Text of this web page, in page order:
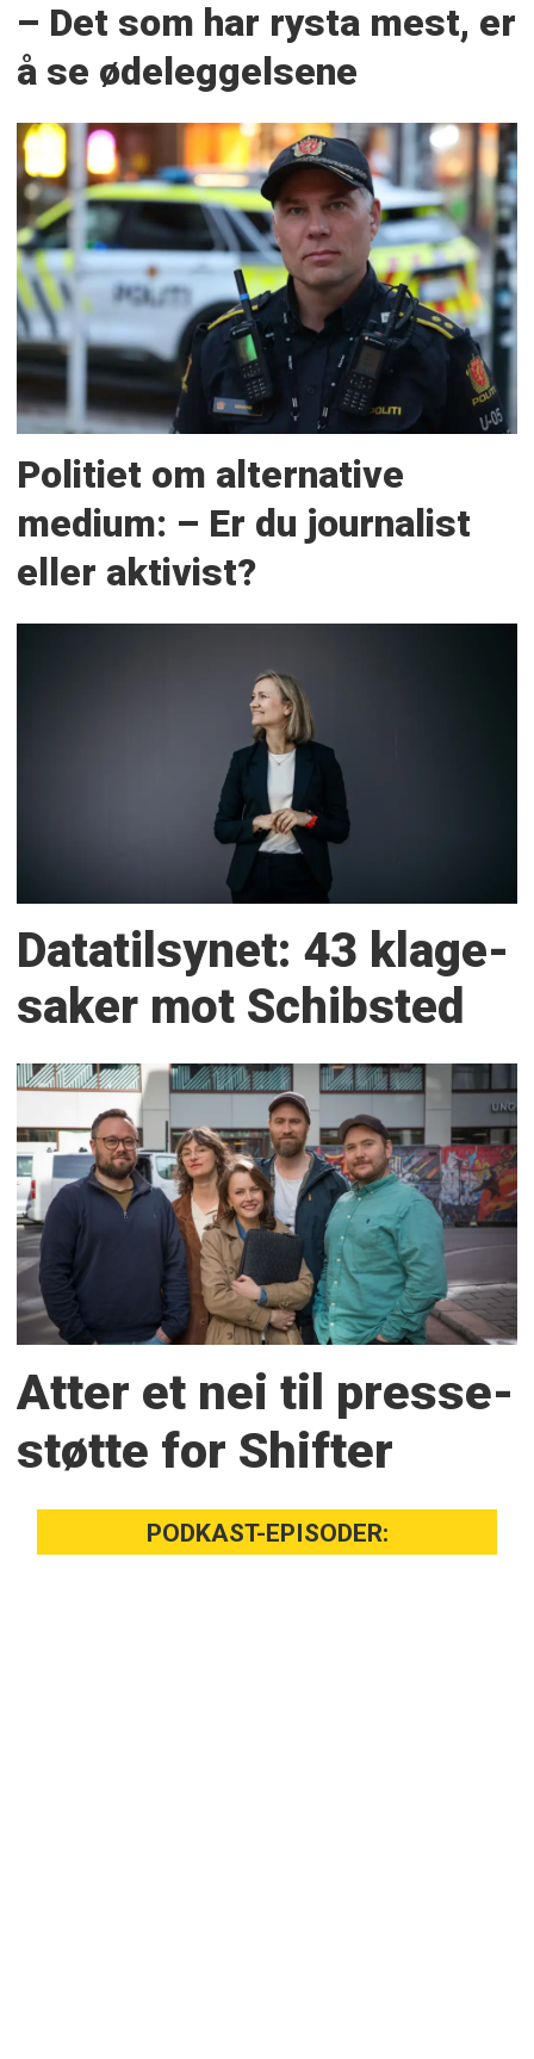
– Det som har rysta mest, er
å se ødeleggelsene
Politiet om alternative
medium: – Er du journalist
eller aktivist?
Datatilsynet: 43 klage­
saker mot Schibsted
Atter et nei til presse­
støtte for Shifter
PODKAST-EPISODER: